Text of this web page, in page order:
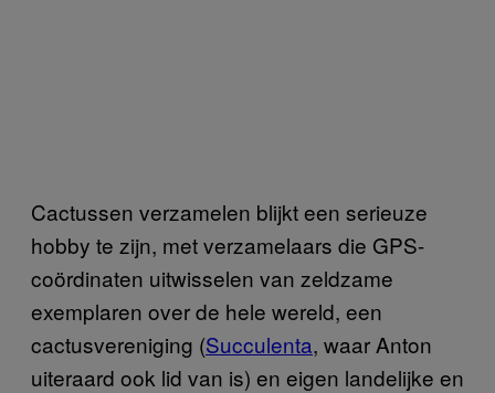
Cactussen verzamelen blijkt een serieuze
hobby te zijn, met verzamelaars die GPS-
coördinaten uitwisselen van zeldzame
exemplaren over de hele wereld, een
cactusvereniging (Succulenta, waar Anton
uiteraard ook lid van is) en eigen landelijke en